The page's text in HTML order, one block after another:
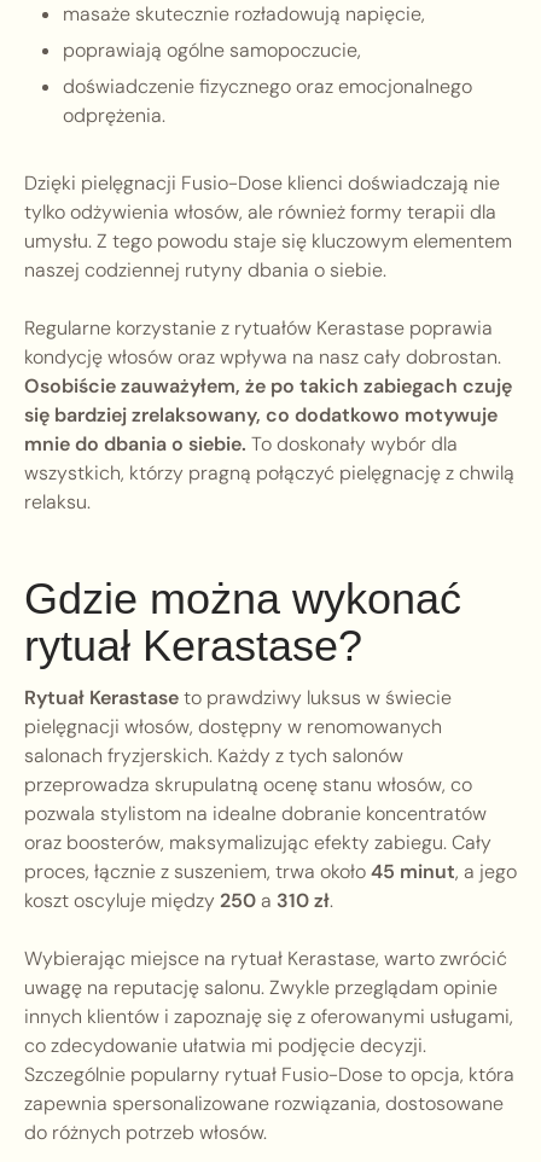
masaże skutecznie rozładowują napięcie,
poprawiają ogólne samopoczucie,
doświadczenie fizycznego oraz emocjonalnego
odprężenia.
Dzięki pielęgnacji Fusio-Dose klienci doświadczają nie
tylko odżywienia włosów, ale również formy terapii dla
umysłu. Z tego powodu staje się kluczowym elementem
naszej codziennej rutyny dbania o siebie.
Regularne korzystanie z rytuałów Kerastase poprawia
kondycję włosów oraz wpływa na nasz cały dobrostan.
Osobiście zauważyłem, że po takich zabiegach czuję
się bardziej zrelaksowany, co dodatkowo motywuje
mnie do dbania o siebie. To doskonały wybór dla
wszystkich, którzy pragną połączyć pielęgnację z chwilą
relaksu.
Gdzie można wykonać
rytuał Kerastase?
Rytuał Kerastaseto prawdziwy luksus w świecie
pielęgnacji włosów, dostępny w renomowanych
salonach fryzjerskich. Każdy z tych salonów
przeprowadza skrupulatną ocenę stanu włosów, co
pozwala stylistom na idealne dobranie koncentratów
oraz boosterów, maksymalizując efekty zabiegu. Cały
proces, łącznie z suszeniem, trwa około45 minut, a jego
koszt oscyluje między 250a 310 zł.
Wybierając miejsce na rytuał Kerastase, warto zwrócić
uwagę na reputację salonu. Zwykle przeglądam opinie
innych klientów i zapoznaję się z oferowanymi usługami,
co zdecydowanie ułatwia mi podjęcie decyzji.
Szczególnie popularny rytuał Fusio-Dose to opcja, która
zapewnia spersonalizowane rozwiązania, dostosowane
do różnych potrzeb włosów.